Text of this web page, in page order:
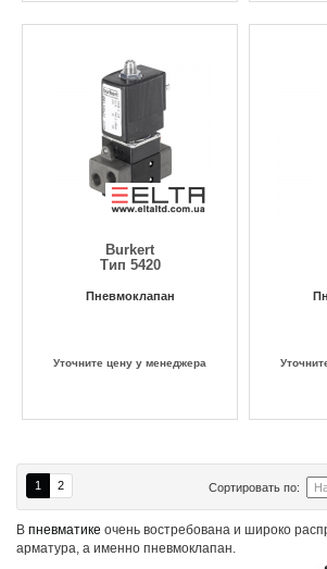
Burkert
Тип 5420
Пневмоклапан
Уточните цену у менеджера
Сортировать по:
1 2
В пневматике очень востребована и широко
арматура, а именно пневмоклапан.